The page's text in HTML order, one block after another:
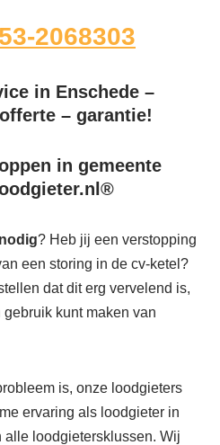
2068303
in Enschede –
– garantie!
in gemeente
nodig? Heb jij een verstopping
een storing in de cv-ketel?
dat dit erg vervelend is,
kunt maken van
is, onze loodgieters
ervaring als loodgieter in
loodgietersklussen. Wij